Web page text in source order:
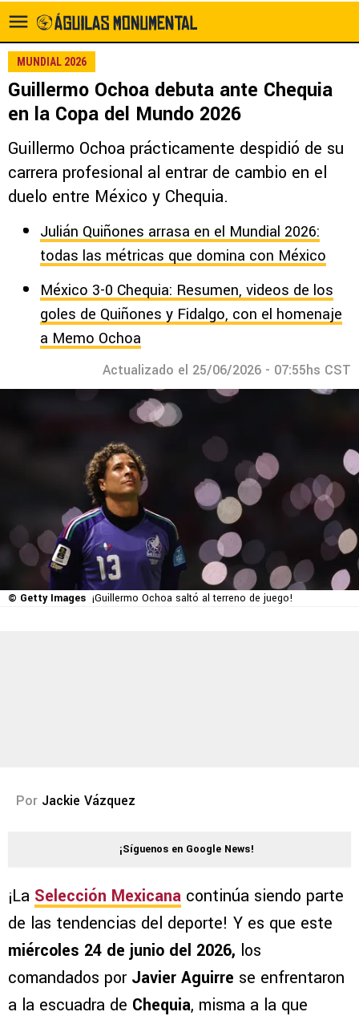
MUNDIAL 2026
Guillermo Ochoa debuta ante Chequia
en la Copa del Mundo 2026
Guillermo Ochoa prácticamente despidió de su
carrera profesional al entrar de cambio en el
duelo entre México y Chequia.
Julián Quiñones arrasa en el Mundial 2026:
todas las métricas que domina con México
México 3-0 Chequia: Resumen, videos de los
goles de Quiñones y Fidalgo, con el homenaje
a Memo Ochoa
Actualizado el 25/06/2026 - 07:55hs CST
© Getty Images ¡Guillermo Ochoa saltó al terreno de juego!
Por Jackie Vázquez
¡Síguenos en Google News!
¡La Selección Mexicana continúa siendo parte
de las tendencias del deporte! Y es que este
miércoles 24 de junio del 2026, los
comandados por Javier Aguirre se enfrentaron
a la escuadra de Chequia, misma a la que